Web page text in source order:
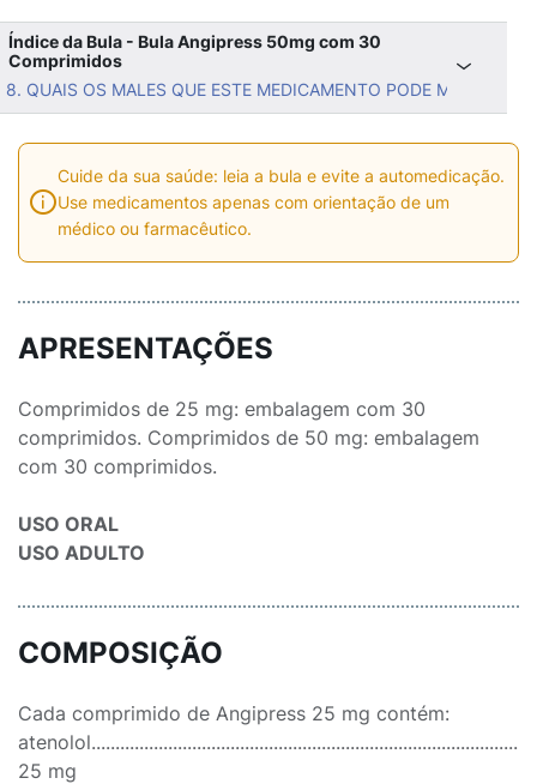
Índice da Bula - Bula Angipress 50mg com 30
Comprimidos
8. QUAIS OS MALES QUE ESTE MEDICAMENTO PODE ME
Cuide da sua saúde: leia a bula e evite a automedicação.
Use medicamentos apenas com orientação de um
médico ou farmacêutico.
APRESENTAÇÕES
Comprimidos de 25 mg: embalagem com 30
comprimidos. Comprimidos de 50 mg: embalagem
com 30 comprimidos.
USO ORAL
USO ADULTO
COMPOSIÇÃO
Cada comprimido de Angipress 25 mg contém:
25 mg